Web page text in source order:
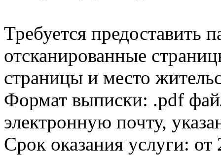
Требуется предоставить
отсканированные
страницы и место
Формат выписки: .pdf
электронную почту,
Срок оказания услуги: от